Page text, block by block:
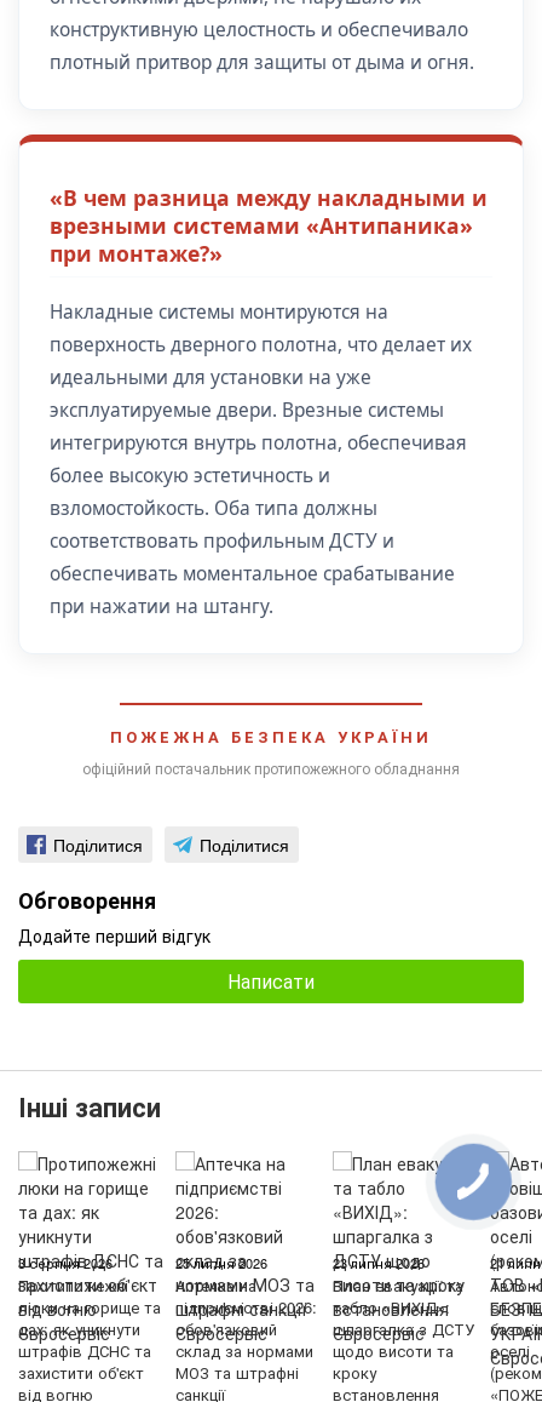
конструктивную целостность и обеспечивало
плотный притвор для защиты от дыма и огня.
«В чем разница между накладными и
врезными системами «Антипаника»
при монтаже?»
Накладные системы монтируются на
поверхность дверного полотна, что делает их
идеальными для установки на уже
эксплуатируемые двери. Врезные системы
интегрируются внутрь полотна, обеспечивая
более высокую эстетичность и
взломостойкость. Оба типа должны
соответствовать профильным ДСТУ и
обеспечивать моментальное срабатывание
при нажатии на штангу.
ПОЖЕЖНА БЕЗПЕКА УКРАЇНИ
офіційний постачальник протипожежного обладнання
Поділитися Поділитися
Обговорення
Додайте перший відгук
Написати
Інші записи
3 серпня 2026
Протипожежні
люки на горище та
дах: як уникнути
штрафів ДСНС та
захистити об'єкт
від вогню
25 липня 2026
Аптечка на
підприємстві 2026:
обов'язковий
склад за нормами
МОЗ та штрафні
санкції
23 липня 2026
План евакуації та
табло «ВИХІД»:
шпаргалка з ДСТУ
щодо висоти та
кроку
встановлення
21
оселі